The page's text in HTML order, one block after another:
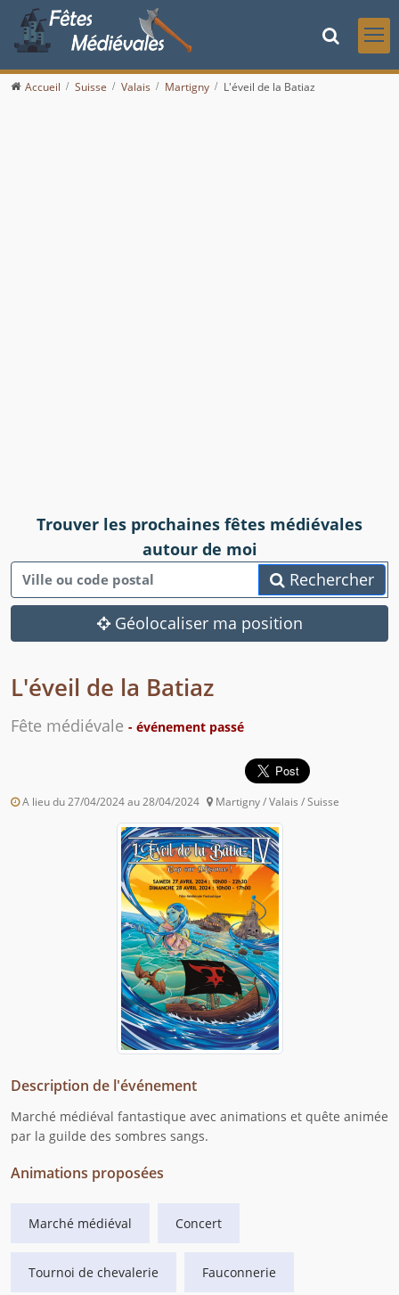
Accueil Suisse Valais Martigny L'éveil de la Batiaz
Trouver les prochaines fêtes médiévales
autour de moi
Rechercher
Géolocaliser ma position
L'éveil de la Batiaz
Fête médiévale - événement passé
A lieu du 27/04/2024 au 28/04/2024 Martigny / Valais / Suisse
Description de l'événement
Marché médiéval fantastique avec animations et quête animée
par la guilde des sombres sangs.
Animations proposées
Marché médiéval Concert
Tournoi de chevalerie Fauconnerie